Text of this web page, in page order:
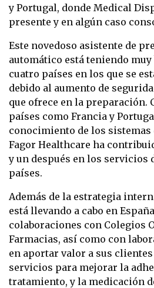
y Portugal, donde Medical
presente y en algún caso
Este novedoso asistente de
automático está teniendo muy
cuatro países en los que se
debido al aumento de
que ofrece en la preparación.
países como Francia y
conocimiento de los sistemas
Fagor Healthcare ha
y un después en los servicios
países.
Además de la estrategia
está llevando a cabo en
colaboraciones con Colegios
Farmacias, así como con
en aportar valor a sus
servicios para mejorar la
tratamiento, y la medicación